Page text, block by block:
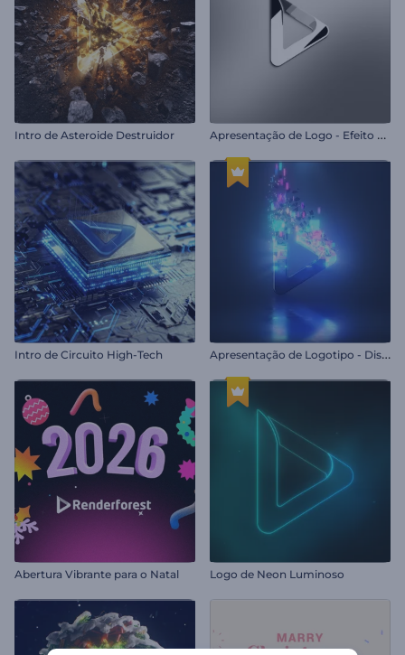
Intro de Asteroide Destruidor A
presentação de Logo - Efeito Plástico
Intro de Circuito High-Tech A
presentação de Logotipo - Dispersão Vívida
Abertura Vibrante para o Natal Logo de Neon Luminoso